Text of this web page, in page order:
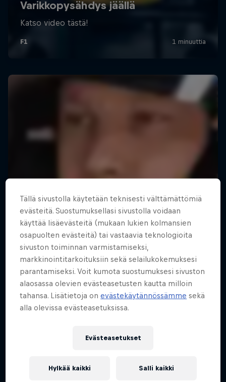
Tällä sivustolla käytetään teknisesti välttämättömiä
evästeitä. Suostumuksellasi sivustolla voidaan
käyttää lisäevästeitä (mukaan lukien kolmansien
osapuolten evästeitä) tai vastaavia teknologioita
sivuston toiminnan varmistamiseksi,
markkinointitarkoituksiin sekä selailukokemuksesi
parantamiseksi. Voit kumota suostumuksesi sivuston
alaosassa olevien evästeasetusten kautta milloin
tahansa. Lisätietoja onevästekäytännössämme sekä
alla olevissa evästeasetuksissa.
Evästeasetukset
Hylkää kaikki Salli kaikki